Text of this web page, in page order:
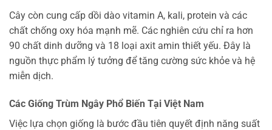
Cây còn cung cấp dồi dào vitamin A, kali, protein và các
chất chống oxy hóa mạnh mẽ. Các nghiên cứu chỉ ra hơn
90 chất dinh dưỡng và 18 loại axit amin thiết yếu. Đây là
nguồn thực phẩm lý tưởng để tăng cường sức khỏe và hệ
miễn dịch.
Các Giống Trùm Ngây Phổ Biến Tại Việt Nam
Việc lựa chọn giống là bước đầu tiên quyết định năng suất